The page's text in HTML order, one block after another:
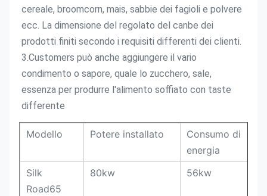
cereale, broomcorn, mais, sabbie dei fagioli e polvere
ecc. La dimensione del regolato del canbe dei
prodotti finiti secondo i requisiti differenti dei clienti.
3.Customers può anche aggiungere il vario
condimento o sapore, quale lo zucchero, sale,
essenza per produrre l'alimento soffiato con taste
differente
Modello Potere installato
Consumo di
energia
Silk
Road65
80kw 56kw